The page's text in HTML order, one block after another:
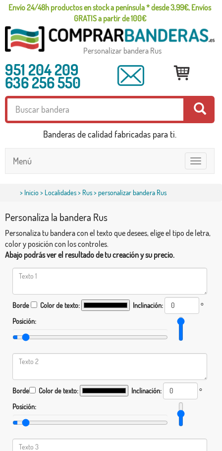
Envío 24/48h productos en stock a península * desde 3,99€, Envíos
GRATIS a partir de 100€
Personalizar bandera Rus
951 204 209
636 256 550
Banderas de calidad fabricadas para ti.
Toggle
navigation
Menú
> Inicio> Localidades> Rus> personalizar bandera Rus
Personaliza la bandera Rus
Personaliza tu bandera con el texto que desees, elige el tipo de letra,
color y posición con los controles.
Abajo podrás ver el resultado de tu creación y su precio.
Borde Color de texto: Inclinación:
°
Posición:
Borde Color de texto: Inclinación:
°
Posición: